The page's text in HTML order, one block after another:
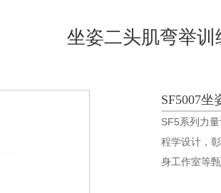
坐姿二头肌弯举训
SF5007坐
SF5系列力
程学设计，
身工作室等甄